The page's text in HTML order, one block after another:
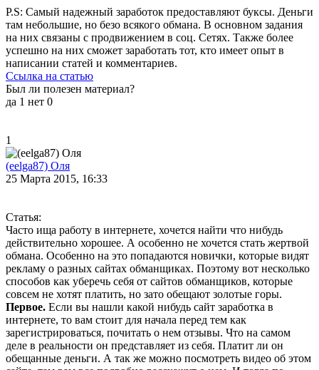
P.S: Самый надежный заработок предоставляют буксы. Деньги
там небольшие, но безо всякого обмана. В основном задания
на них связаны с продвижением в соц. Сетях. Также более
успешно на них сможет заработать тот, кто имеет опыт в
написании статей и комментариев.
Ссылка на статью
Был ли полезен материал?
да 1 нет 0
1
(eelga87) Оля
25 Марта 2015, 16:33
Статья:
Часто ища работу в интернете, хочется найти что нибудь
действительно хорошее. А особенно не хочется стать жертвой
обмана. Особенно на это попадаются новички, которые видят
рекламу о разных сайтах обманщиках. Поэтому вот несколько
способов как уберечь себя от сайтов обманщиков, которые
совсем не хотят платить, но зато обещают золотые горы.
Первое. Если вы нашли какой нибудь сайт заработка в
интернете, то вам стоит для начала перед тем как
зарегистрироваться, почитать о нем отзывы. Что на самом
деле в реальности он представляет из себя. Платит ли он
обещанные деньги. А так же можно посмотреть видео об этом